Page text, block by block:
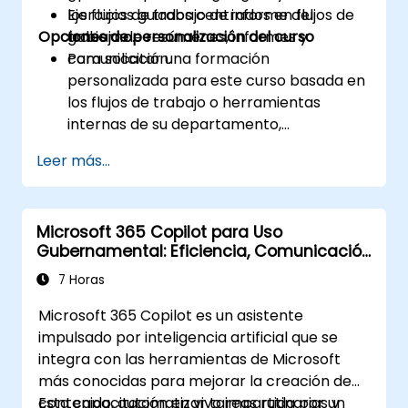
los flujos de trabajo de informe del
gobierno.
Ejercicios guiados centrados en flujos de
trabajo de resúmenes, informes y
comunicación.
Opciones de personalización del curso
Para solicitar una formación
personalizada para este curso basada en
los flujos de trabajo o herramientas
internas de su departamento,
Leer más...
Microsoft 365 Copilot para Uso
Gubernamental: Eficiencia, Comunicación
y Conocimiento
7 Horas
Microsoft 365 Copilot es un asistente
impulsado por inteligencia artificial que se
integra con las herramientas de Microsoft
más conocidas para mejorar la creación de
contenido, automatizar tareas rutinarias y
Esta capacitación en vivo impartida por un